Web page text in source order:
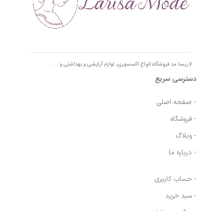
لاریسا مد فروشگاه انواع اکسسوری، لوازم آرایشی و بهداشتی و … .
دسترسی سریع
- صفحه اصلی
- فروشگاه
- وبلاگ
- درباره ما
- حساب کاربری
- سبد خرید